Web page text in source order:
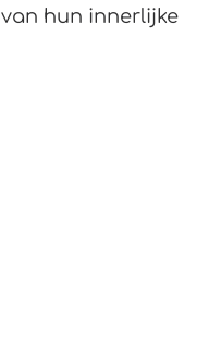
hun innerlijke